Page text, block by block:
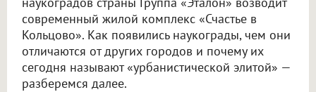
современный жилой комплекс «Счастье в
Кольцово». Как появились наукограды, чем они
отличаются от других городов и почему их
сегодня называют «урбанистической элитой» —
разберемся далее.